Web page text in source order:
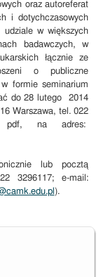
oraz autoreferat
i dotychczasowych
udziale w większych
badawczych, w
łącznie ze
o publiczne
formie seminarium
do 28 lutego 2014
Warszawa, tel. 022
pdf, na adres:
lub pocztą
3296117; e-mail:
).